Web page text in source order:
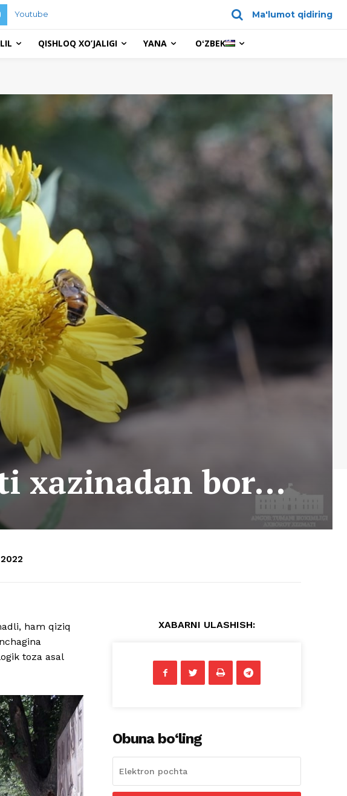
Youtube Ma'lumot qidiring
QISHLOQ XO’JALIGI YANA OʻZBEK
xazinadan bor…
ham qiziq
toza asal
XABARNI ULASHISH:
Obuna bo‘ling